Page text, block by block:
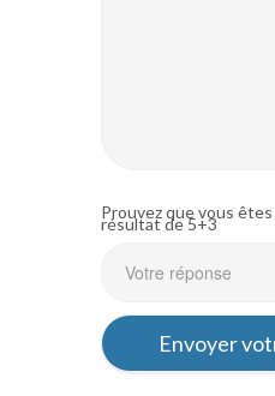
Prouvez que vous
résultat de 5+3